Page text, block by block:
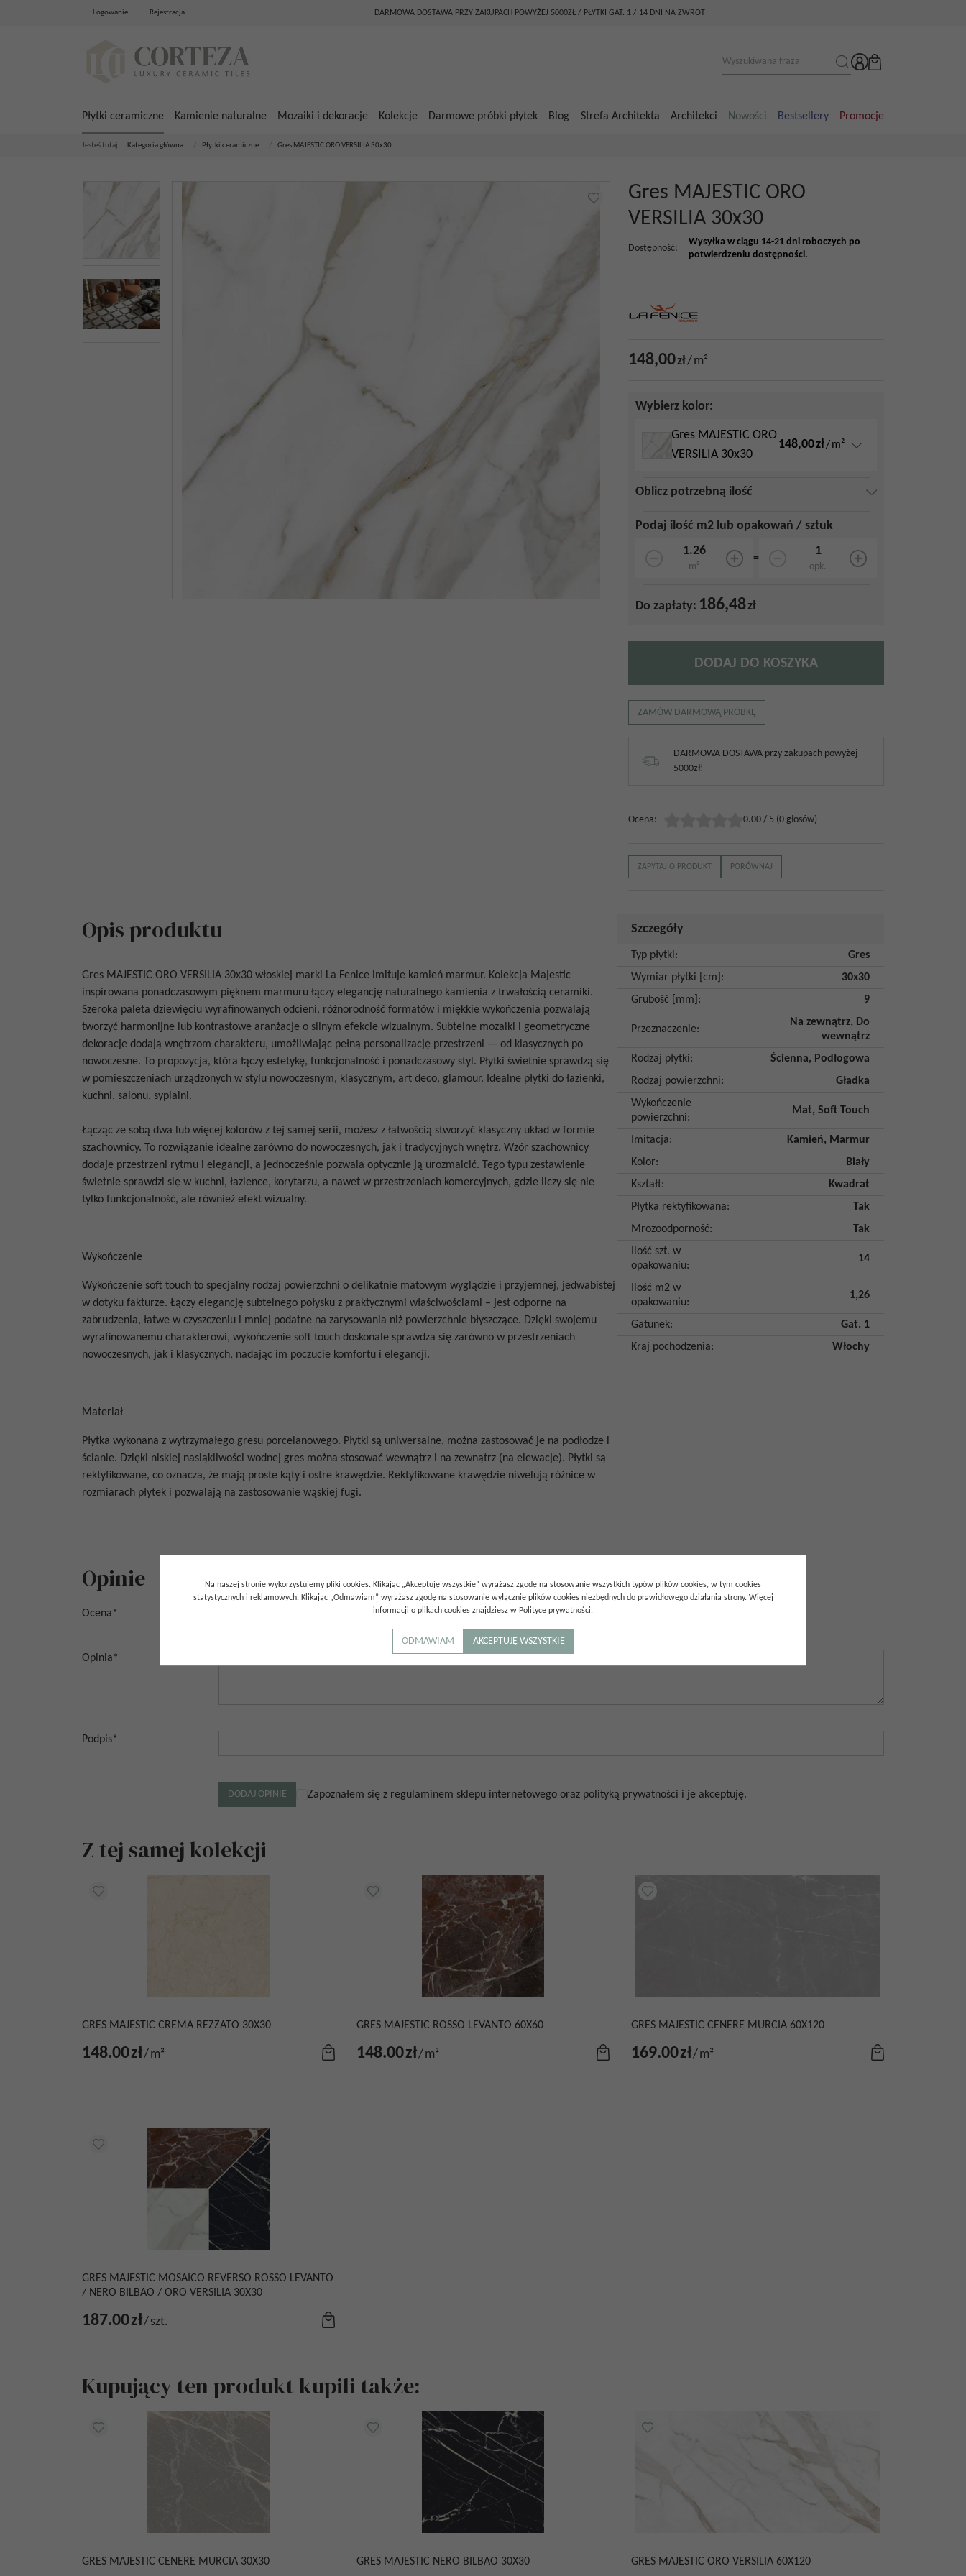
Logowanie Rejestracja DARMOWA DOSTAWA PRZY ZAKUPACH POWYŻEJ 5000ZŁ / PŁYTKI GAT. 1 / 14 DNI NA ZWROT
Płytki ceramiczne Kamienie naturalne Mozaiki i dekoracje Kolekcje Darmowe próbki płytek Blog Strefa Architekta Architekci Nowości Bestsellery Promocje
Jesteś tutaj: Kategoria główna Płytki ceramiczne Gres MAJESTIC ORO VERSILIA 30x30
Gres MAJESTIC ORO
VERSILIA 30x30
Dostępność:
Wysyłka w ciągu 14-21 dni roboczych po
potwierdzeniu dostępności.
148,00zł/m²
Wybierz kolor:
Gres MAJESTIC ORO
VERSILIA 30x30
148,00zł/m²
Oblicz potrzebną ilość
Podaj ilość m2 lub opakowań / sztuk
m²
=
opk.
Do zapłaty: 186,48zł
DODAJ DO KOSZYKA
ZAMÓW DARMOWĄ PRÓBKĘ
DARMOWA DOSTAWA przy zakupach powyżej
5000zł!
Ocena: 0.00 / 5 (0 głosów)
ZAPYTAJ O PRODUKT PORÓWNAJ
Opis produktu
Gres MAJESTIC ORO VERSILIA 30x30 włoskiej marki La Fenice imituje kamień marmur. Kolekcja Majestic
inspirowana ponadczasowym pięknem marmuru łączy elegancję naturalnego kamienia z trwałością ceramiki.
Szeroka paleta dziewięciu wyrafinowanych odcieni, różnorodność formatów i miękkie wykończenia pozwalają
tworzyć harmonijne lub kontrastowe aranżacje o silnym efekcie wizualnym. Subtelne mozaiki i geometryczne
dekoracje dodają wnętrzom charakteru, umożliwiając pełną personalizację przestrzeni — od klasycznych po
nowoczesne. To propozycja, która łączy estetykę, funkcjonalność i ponadczasowy styl. Płytki świetnie sprawdzą się
w pomieszczeniach urządzonych w stylu nowoczesnym, klasycznym, art deco, glamour. Idealne płytki do łazienki,
kuchni, salonu, sypialni.
Łącząc ze sobą dwa lub więcej kolorów z tej samej serii, możesz z łatwością stworzyć klasyczny układ w formie
szachownicy. To rozwiązanie idealne zarówno do nowoczesnych, jak i tradycyjnych wnętrz. Wzór szachownicy
dodaje przestrzeni rytmu i elegancji, a jednocześnie pozwala optycznie ją urozmaicić. Tego typu zestawienie
świetnie sprawdzi się w kuchni, łazience, korytarzu, a nawet w przestrzeniach komercyjnych, gdzie liczy się nie
tylko funkcjonalność, ale również efekt wizualny.
Wykończenie
Wykończenie soft touch to specjalny rodzaj powierzchni o delikatnie matowym wyglądzie i przyjemnej, jedwabistej
w dotyku fakturze. Łączy elegancję subtelnego połysku z praktycznymi właściwościami – jest odporne na
zabrudzenia, łatwe w czyszczeniu i mniej podatne na zarysowania niż powierzchnie błyszczące. Dzięki swojemu
wyrafinowanemu charakterowi, wykończenie soft touch doskonale sprawdza się zarówno w przestrzeniach
nowoczesnych, jak i klasycznych, nadając im poczucie komfortu i elegancji.
Materiał
Płytka wykonana z wytrzymałego gresu porcelanowego. Płytki są uniwersalne, można zastosować je na podłodze i
ścianie. Dzięki niskiej nasiąkliwości wodnej gres można stosować wewnątrz i na zewnątrz (na elewacje). Płytki są
rektyfikowane, co oznacza, że mają proste kąty i ostre krawędzie. Rektyfikowane krawędzie niwelują różnice w
rozmiarach płytek i pozwalają na zastosowanie wąskiej fugi.
Szczegóły
Typ płytki:
Gres
Wymiar płytki [cm] :
30x30
Grubość [mm] : 9
Przeznaczenie:
Na zewnątrz, Do
wewnątrz
Rodzaj płytki: Ścienna, Podłogowa
Rodzaj powierzchni:
Gładka
Wykończenie
powierzchni:
Mat, Soft Touch
Imitacja: Kamień, Marmur
Kolor:
Biały
Kształt:
Kwadrat
Płytka rektyfikowana:
Tak
Mrozoodporność:
Tak
Ilość szt. w
opakowaniu:
14
Ilość m2 w
opakowaniu:
1,26
Gatunek:
Gat. 1
Kraj pochodzenia: Włochy
Opinie
Ocena* głosów)
Opinia*
Podpis*
Zapoznałem się z regulaminem sklepu internetowego oraz polityką prywatności i je akceptuję.
Z tej samej kolekcji
GRES MAJESTIC CREMA REZZATO 30X30
148.00zł/m²
GRES MAJESTIC ROSSO LEVANTO 60X60
148.00zł/m²
GRES MAJESTIC CENERE MURCIA 60X120
169.00zł/m²
GRES MAJESTIC MOSAICO REVERSO ROSSO LEVANTO
/ NERO BILBAO / ORO VERSILIA 30X30
187.00zł/szt.
Kupujący ten produkt kupili także:
GRES MAJESTIC CENERE MURCIA 30X30 GRES MAJESTIC NERO BILBAO 30X30 GRES MAJESTIC ORO VERSILIA 60X120
Na naszej stronie wykorzystujemy pliki cookies. Klikając „Akceptuję wszystkie” wyrażasz zgodę na stosowanie wszystkich typów plików cookies, w tym cookies
statystycznych i reklamowych. Klikając „Odmawiam” wyrażasz zgodę na stosowanie wyłącznie plików cookies niezbędnych do prawidłowego działania strony. Więcej
informacji o plikach cookies znajdziesz w Polityce prywatności.
ODMAWIAM AKCEPTUJĘ WSZYSTKIE